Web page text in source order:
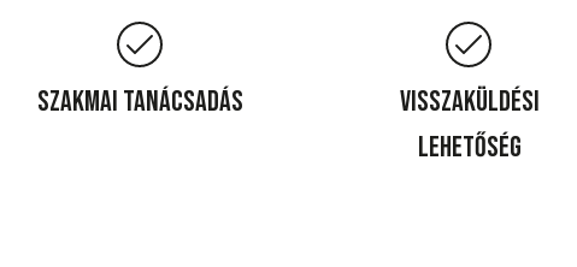
Szakmai tanácsadás
Visszaküldési
lehetőség